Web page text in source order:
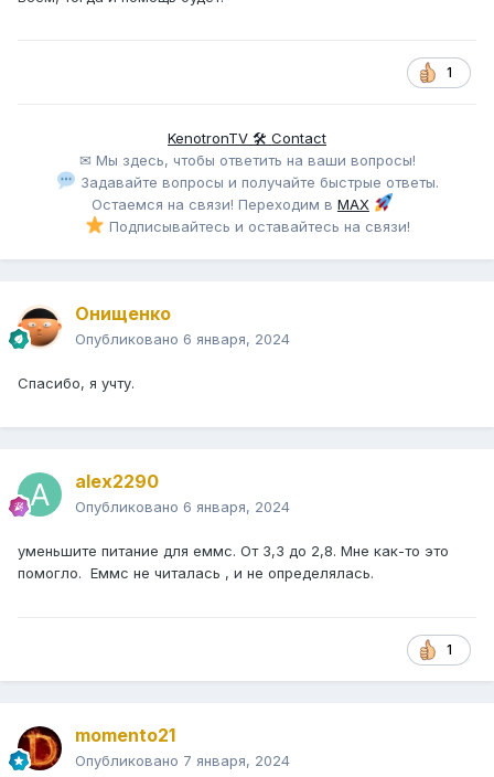
1
KenotronTV 🛠 Contact
✉ Мы здесь, чтобы ответить на ваши вопросы!
Задавайте вопросы и получайте быстрые ответы.
Остаемся на связи! Переходим в MAX
Подписывайтесь и оставайтесь на связи!
Онищенко
Опубликовано 6 января, 2024
Спасибо, я учту.
alex2290
Опубликовано 6 января, 2024
уменьшите питание для еммс. От 3,3 до 2,8. Мне как-то это
помогло. Еммс не читалась , и не определялась.
1
momento21
Опубликовано 7 января, 2024